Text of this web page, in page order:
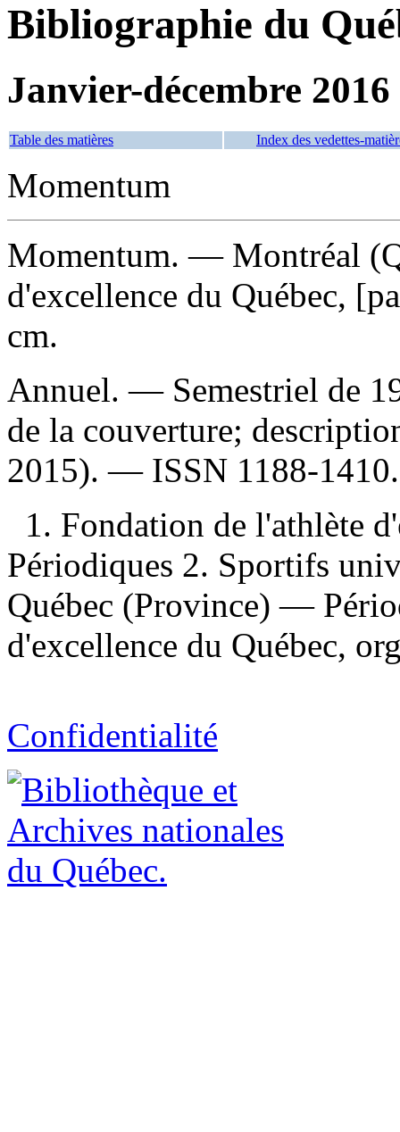
Bibliographie du
Janvier-décembre 2016
Table des matières Index des vedettes-
Momentum
Momentum. — Montréal
d'excellence du Québec,
cm.
Annuel. — Semestriel de
de la couverture;
2015). — ISSN 1188-1410.
1. Fondation de l'athlète
Périodiques 2. Sportifs
Québec (Province) —
d'excellence du Québec,
Confidentialité